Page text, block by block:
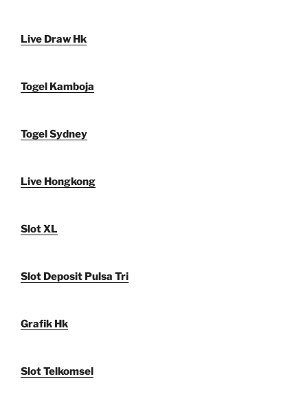
Live Draw Hk
Togel Kamboja
Togel Sydney
Live Hongkong
Slot XL
Slot Deposit Pulsa Tri
Grafik Hk
Slot Telkomsel